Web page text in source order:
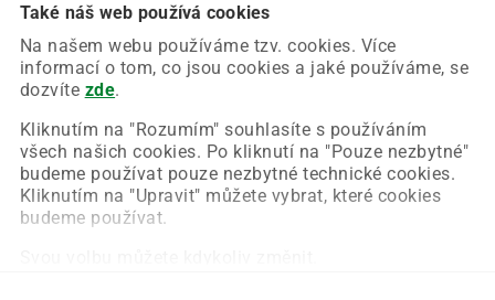
Také náš web používá cookies
Na našem webu používáme tzv. cookies. Více
informací o tom, co jsou cookies a jaké používáme, se
dozvíte zde.
Kliknutím na "Rozumím" souhlasíte s používáním
všech našich cookies. Po kliknutí na "Pouze nezbytné"
budeme používat pouze nezbytné technické cookies.
Kliknutím na "Upravit" můžete vybrat, které cookies
budeme používat.
Chyba nastala na naší straně a už ji opravujeme.
Zkuste prosím znovu načíst požadovanou stránku.
Obnovit stránku Úvodní strana